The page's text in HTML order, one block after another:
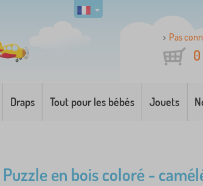
Pas
Draps Tout pour les bébés Jouets
Puzzle en bois coloré -